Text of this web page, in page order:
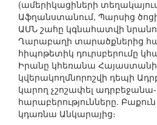
(ամերիկացիների
Աֆղանստանում, Պարսից
ԱՄՆ շահը կգնահատվի
Ղարաբաղի տարածքներից
հիպոթետիկ դուրսբերումը
Իրանը կհեռանա
կվերակողմնորոշվի դեպի
կարող չշոշափել
հարաբերությունները.
կդառնա Անկարայից։